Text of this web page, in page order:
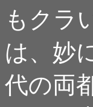
もクラ
は、妙
代の両